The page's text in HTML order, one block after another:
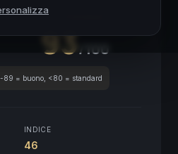
GLOBALE
93/100
89 = buono, <80 = standard
INDICE
46